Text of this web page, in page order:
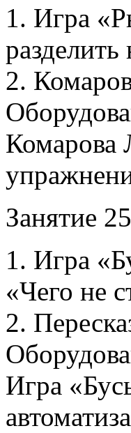
1. Игра
2.
Комарова
Занятие 25
1. Игра
«Чего не
2.
Игра